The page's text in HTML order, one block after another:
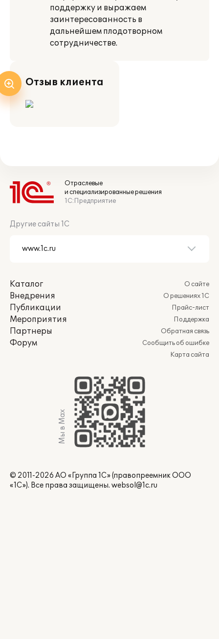
поддержку и выражаем
заинтересованность в
дальнейшем плодотворном
сотрудничестве.
Отзыв клиента
Отраслевые
и специализированные решения
1С:Предприятие
Другие сайты 1С
Каталог
Внедрения
Публикации
Мероприятия
Партнеры
Форум
О сайте
О решениях 1С
Прайс-лист
Поддержка
Обратная связь
Сообщить об ошибке
Карта сайта
Мы в Max
© 2011-2026 АО «Группа 1С» (правопреемник ООО
«1С»). Все права защищены. websol@1c.ru